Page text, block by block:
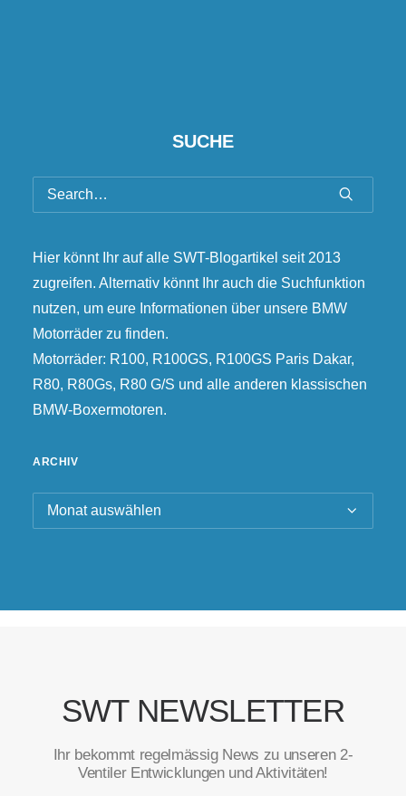
SUCHE
Hier könnt Ihr auf alle SWT-Blogartikel seit 2013
zugreifen. Alternativ könnt Ihr auch die Suchfunktion
nutzen, um eure Informationen über unsere BMW
Motorräder zu finden.
Motorräder: R100, R100GS, R100GS Paris Dakar,
R80, R80Gs, R80 G/S und alle anderen klassischen
BMW-Boxermotoren.
ARCHIV
Archiv
SWT NEWSLETTER
Ihr bekommt regelmässig News zu unseren 2-
Ventiler Entwicklungen und Aktivitäten!